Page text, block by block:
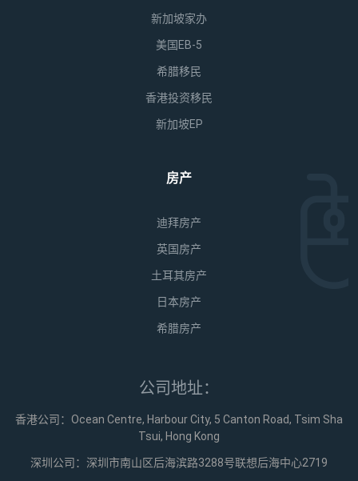
新加坡家办
美国EB-5
希腊移民
香港投资移民
新加坡EP
房产
迪拜房产
英国房产
土耳其房产
日本房产
希腊房产
公司地址：
香港公司：Ocean Centre, Harbour City, 5 Canton Road, Tsim Sha
Tsui, Hong Kong
深圳公司：深圳市南山区后海滨路3288号联想后海中心2719